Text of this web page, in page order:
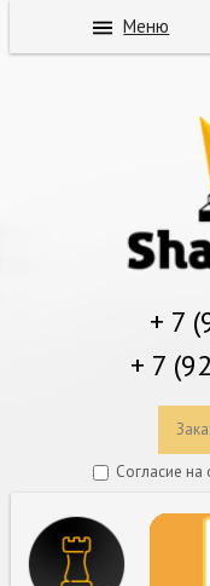
+ 7
+ 7
Согласие
Меню